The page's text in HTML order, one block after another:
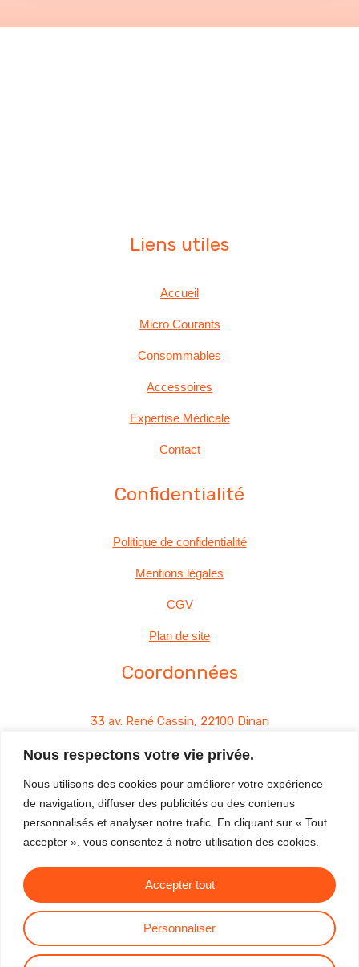
Nous respectons votre vie privée.
Nous utilisons des cookies pour améliorer votre expérience
de navigation, diffuser des publicités ou des contenus
personnalisés et analyser notre trafic. En cliquant sur « Tout
accepter », vous consentez à notre utilisation des cookies.
Personnaliser
Accepter tout
Liens utiles
Accueil
Micro Courants
Consommables
Accessoires
Expertise Médicale
Contact
Confidentialité
Politique de confidentialité
Mentions légales
CGV
Plan de site
Coordonnées
33 av. René Cassin, 22100 Dinan
06 03 06 87 36
contact@matim-performance.fr
© 2023 MaTim Performance - MicroLab - Micro-courants -
WebXpert